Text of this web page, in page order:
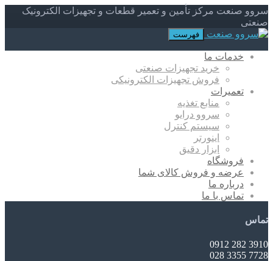
سروو صنعت مرکز تأمین و تعمیر قطعات و تجهیزات الکترونیک
صنعتی
فهرست
خدمات ما
خرید تجهیزات صنعتی
فروش تجهیزات الکترونیکی
تعمیرات
منابع تغذیه
سروو درایو
سیستم کنترل
اینورتر
ابزار دقیق
فروشگاه
عرضه و فروش کالای شما
درباره ما
تماس با ما
تماس
3910 282 0912
7728 3355 028